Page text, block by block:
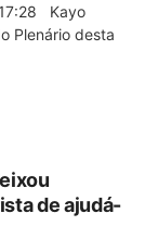
Kayo
Plenário desta
de ajudá-